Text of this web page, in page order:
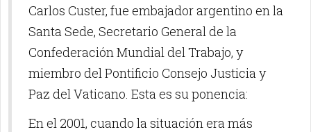
Carlos Custer, fue embajador argentino en la
Santa Sede, Secretario General de la
Confederación Mundial del Trabajo, y
miembro del Pontificio Consejo Justicia y
Paz del Vaticano. Esta es su ponencia:
En el 2001, cuando la situación era más